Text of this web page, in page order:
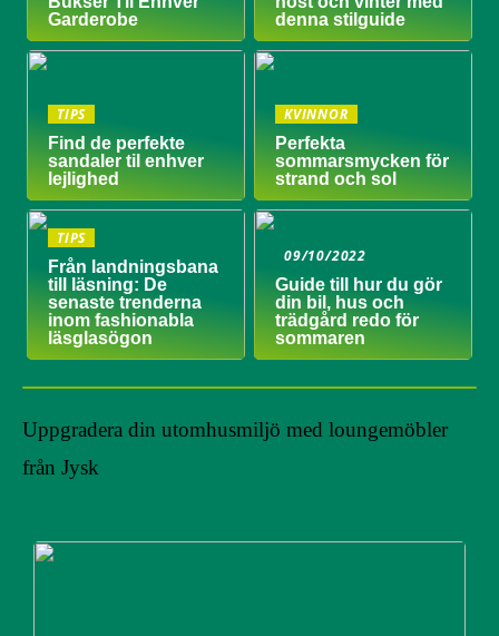
Garderobe
denna stilguide
TIPS
Find de perfekte
sandaler til enhver
lejlighed
KVINNOR
Perfekta
sommarsmycken för
strand och sol
TIPS
Från landningsbana
till läsning: De
senaste trenderna
inom fashionabla
läsglasögon
09/10/2022
Guide till hur du gör
din bil, hus och
trädgård redo för
sommaren
Uppgradera din utomhusmiljö med loungemöbler
från Jysk